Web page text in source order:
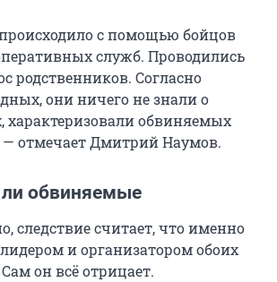
с помощью бойцов
служб. Проводились
родственников. Согласно
они ничего не знали о
характеризовали обвиняемых
— отмечает Дмитрий Наумов.
обвиняемые
следствие считает, что именно
и организатором обоих
он всё отрицает.